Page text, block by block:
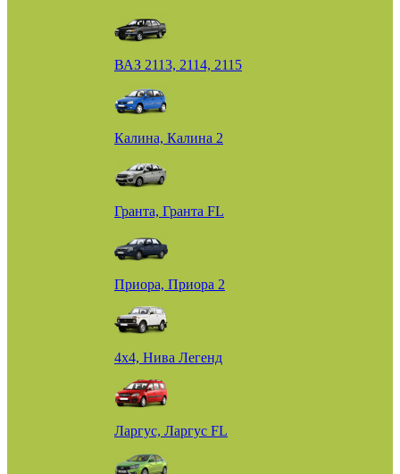
ВАЗ 2113, 2114, 2115
Калина, Калина 2
Гранта, Гранта FL
Приора, Приора 2
4х4, Нива Легенд
Ларгус, Ларгус FL